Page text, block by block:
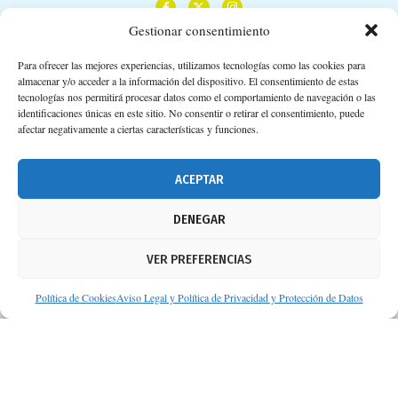
Gestionar consentimiento
Para ofrecer las mejores experiencias, utilizamos tecnologías como las cookies para
almacenar y/o acceder a la información del dispositivo. El consentimiento de estas
tecnologías nos permitirá procesar datos como el comportamiento de navegación o las
identificaciones únicas en este sitio. No consentir o retirar el consentimiento, puede
afectar negativamente a ciertas características y funciones.
ACEPTAR
DENEGAR
VER PREFERENCIAS
Política de CookiesAviso Legal y Política de Privacidad y Protección de Datos
Calle Camino de los Descubrimientos, 11,
Planta 3ª 41092 – Sevilla
674 02 62 03
Aviso legal
Protección de datos personales
Suscripción a Newsletter